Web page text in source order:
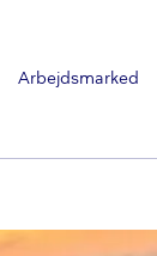
Arbejdsmarked